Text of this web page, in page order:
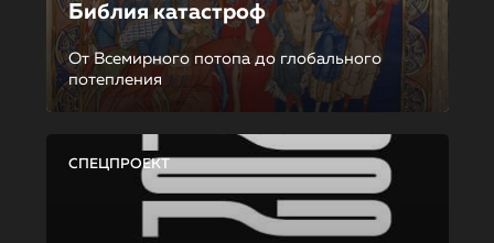
Библия катастроф
От Всемирного потопа до глобального
потепления
СПЕЦПРОЕКТ